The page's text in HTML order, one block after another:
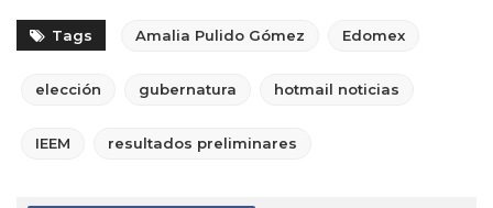
Tags Amalia Pulido Gómez Edomex
elección gubernatura hotmail noticias
IEEM resultados preliminares